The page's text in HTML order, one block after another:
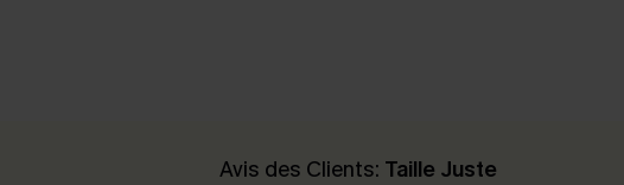
Avis des Clients: Taille Juste